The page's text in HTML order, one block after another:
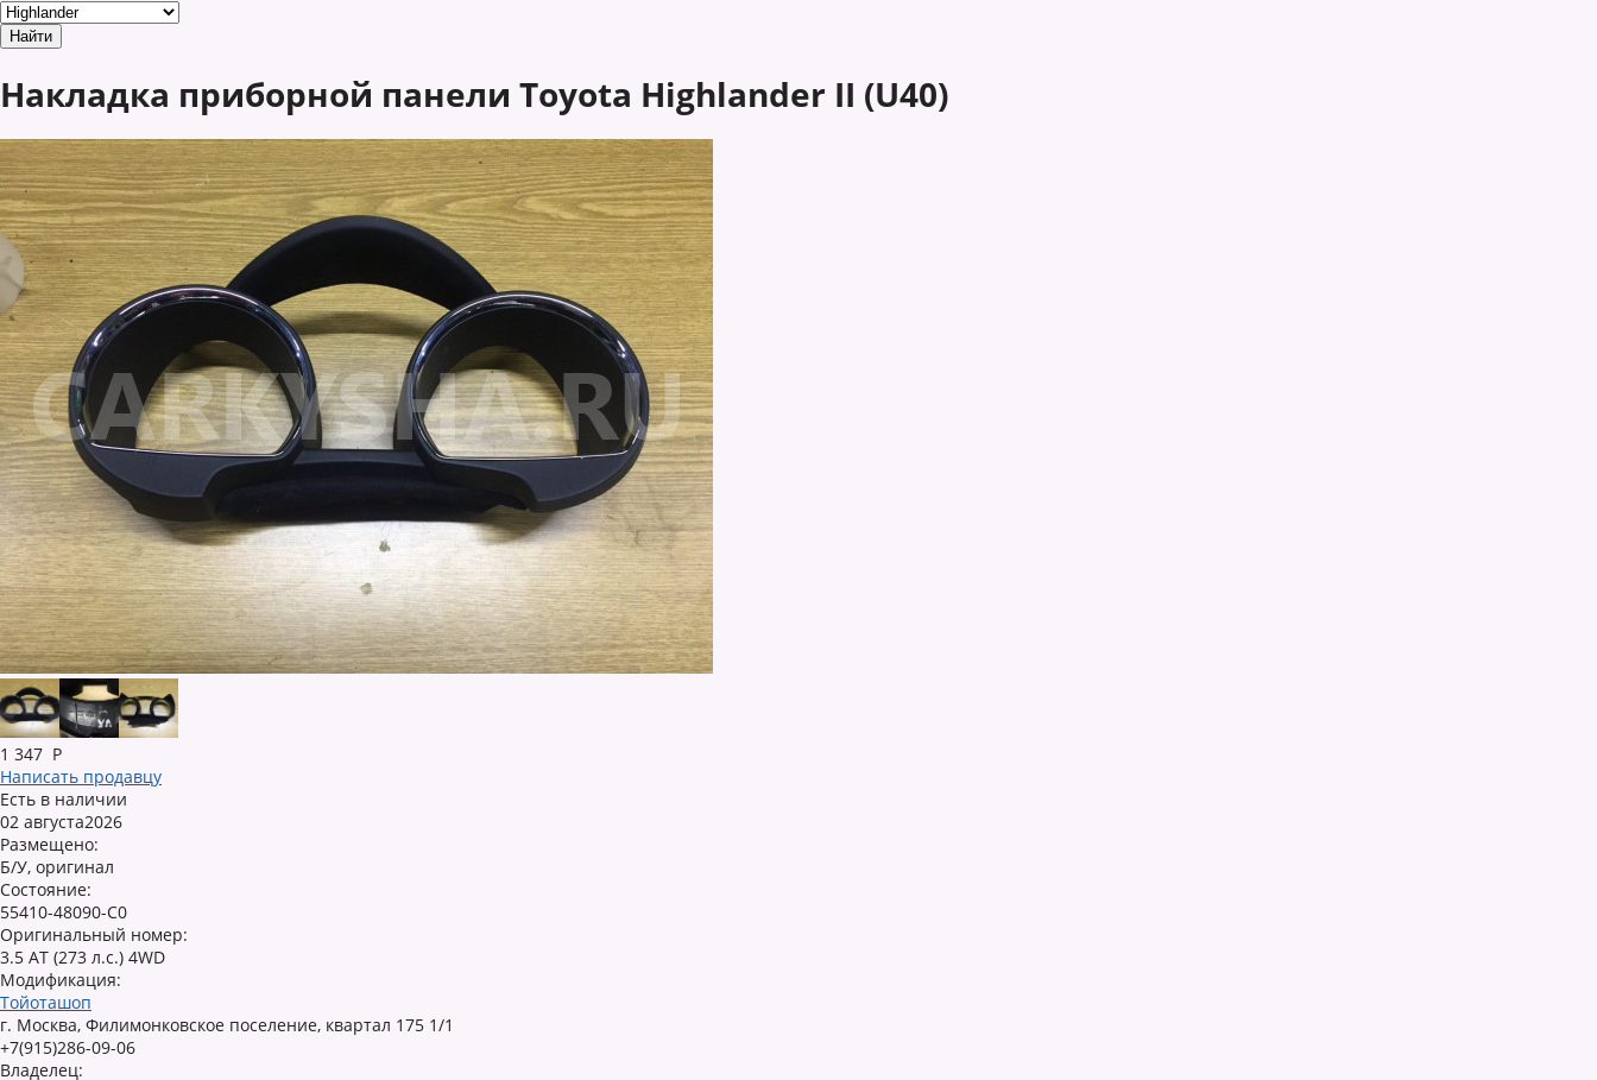
Накладка приборной панели Toyota Highlander II (U40)
1 347 Р
Написать продавцу
Есть в наличии
02 августа2026
Размещено:
Б/У, оригинал
Состояние:
55410-48090-C0
Оригинальный номер:
3.5 AT (273 л.с.) 4WD
Модификация:
Тойоташоп
г. Москва, Филимонковское поселение, квартал 175 1/1
+7(915)286-09-06
Владелец: